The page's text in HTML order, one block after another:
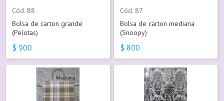
Cód. 88
Bolsa de carton grande
(Pelotas)
$ 900
Cód. 87
Bolsa de carton mediana
(Snoopy)
$ 800